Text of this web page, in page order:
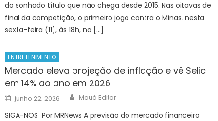
do sonhado título que não chega desde 2015. Nas oitavas de
final da competição, o primeiro jogo contra o Minas, nesta
sexta-feira (11), às 18h, na […]
ENTRETENIMENTO
Mercado eleva projeção de inflação e vê Selic
em 14% ao ano em 2026
Posted
on
junho 22, 2026 Author
Mauá Editor
SIGA-NOS Por MRNews A previsão do mercado financeiro